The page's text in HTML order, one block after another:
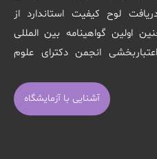
لوح کیفیت استاندارد از
اولین گواهینامه بین المللی
15189 از نهاد اعتباربخشی انجمن دکترای علوم
آشنایی با آزمایشگاه